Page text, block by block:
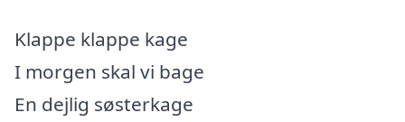
Klappe klappe kage
I morgen skal vi bage
En dejlig søsterkage